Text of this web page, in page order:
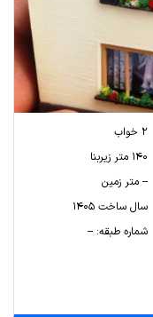
2 خواب
140 متر زیربنا
-- متر زمین
سال ساخت 1405
شماره طبقه: --